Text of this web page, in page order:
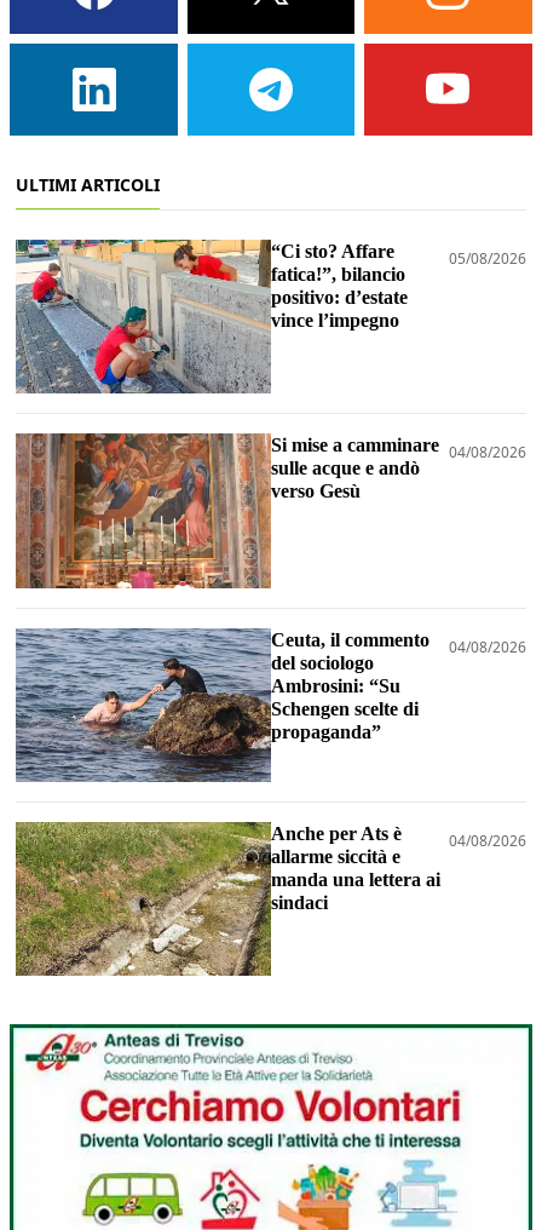
ULTIMI ARTICOLI
“Ci sto? Affare
fatica!”, bilancio
positivo: d’estate
vince l’impegno
05/08/2026
Si mise a camminare
sulle acque e andò
verso Gesù
04/08/2026
Ceuta, il commento
del sociologo
Ambrosini: “Su
Schengen scelte di
propaganda”
04/08/2026
Anche per Ats è
allarme siccità e
manda una lettera ai
sindaci
04/08/2026